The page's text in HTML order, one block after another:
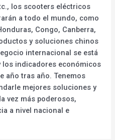
los scooters eléctricos
a todo el mundo, como
Congo, Canberra,
y soluciones chinos
internacional se está
los indicadores económicos
año tras año. Tenemos
mejores soluciones y
vez más poderosos,
a nivel nacional e